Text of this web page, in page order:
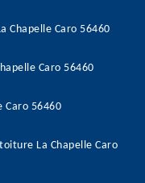
Chapelle Caro 56460
Caro 56460
Caro 56460
La Chapelle Caro